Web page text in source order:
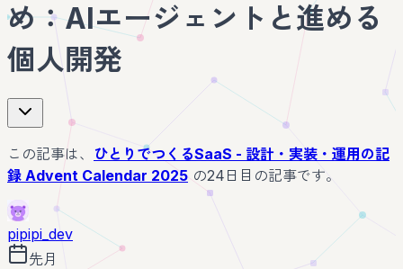
め：AIエージェントと進める
個人開発
この記事は、 ひとりでつくるSaaS - 設計・実装・運用の記
録 Advent Calendar 2025 の24日目の記事です。
pipipi_dev
先月